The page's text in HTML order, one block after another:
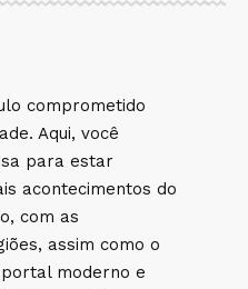
comprometido
Aqui, você
para estar
acontecimentos do
com as
assim como o
moderno e